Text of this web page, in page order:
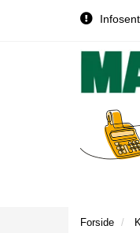
Forside